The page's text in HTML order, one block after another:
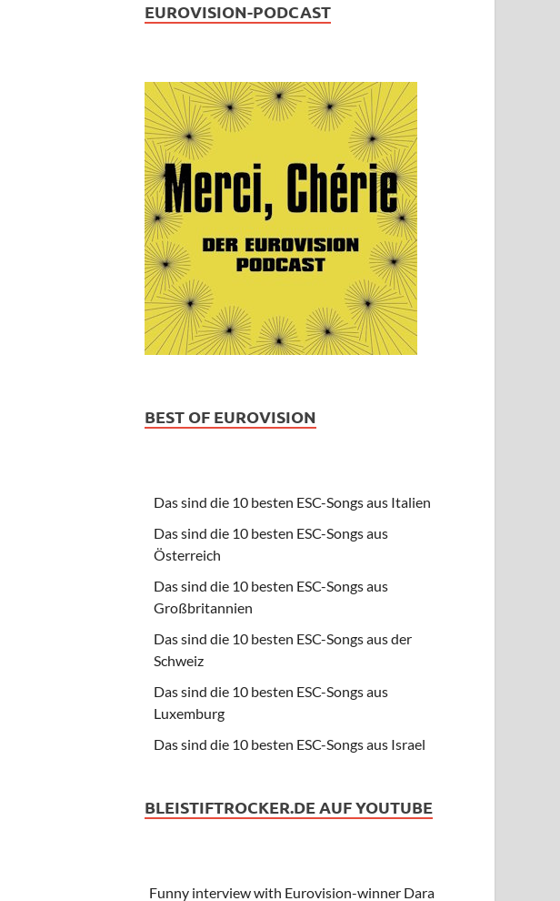
EUROVISION-PODCAST
BEST OF EUROVISION
Das sind die 10 besten ESC-Songs aus Italien
Das sind die 10 besten ESC-Songs aus
Österreich
Das sind die 10 besten ESC-Songs aus
Großbritannien
Das sind die 10 besten ESC-Songs aus der
Schweiz
Das sind die 10 besten ESC-Songs aus
Luxemburg
Das sind die 10 besten ESC-Songs aus Israel
BLEISTIFTROCKER.DE AUF YOUTUBE
Funny interview with Eurovision-winner Dara